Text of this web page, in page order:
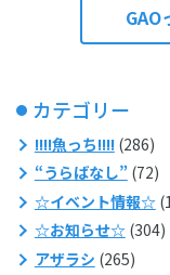
GAO
カテゴリー
!!!!魚っち!!!!(286)
“うらばなし”(72)
☆イベント情報☆
☆お知らせ☆(304)
アザラシ (265)